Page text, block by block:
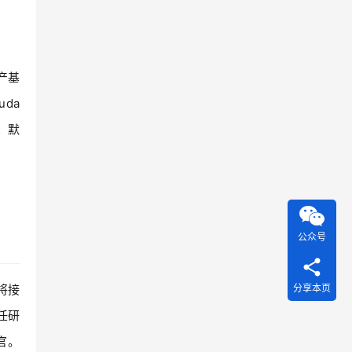
基
默
接
研
公众号
分享本页